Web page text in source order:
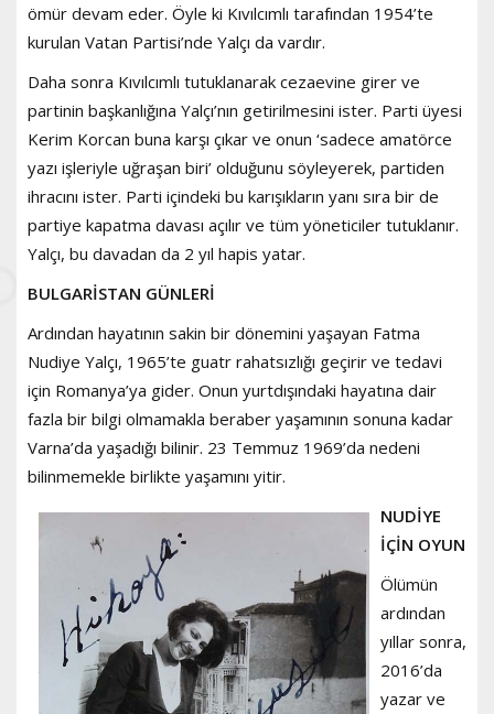
ömür devam eder. Öyle ki Kıvılcımlı tarafından 1954’te
kurulan Vatan Partisi’nde Yalçı da vardır.
Daha sonra Kıvılcımlı tutuklanarak cezaevine girer ve
partinin başkanlığına Yalçı’nın getirilmesini ister. Parti üyesi
Kerim Korcan buna karşı çıkar ve onun ‘sadece amatörce
yazı işleriyle uğraşan biri’ olduğunu söyleyerek, partiden
ihracını ister. Parti içindeki bu karışıkların yanı sıra bir de
partiye kapatma davası açılır ve tüm yöneticiler tutuklanır.
Yalçı, bu davadan da 2 yıl hapis yatar.
BULGARİSTAN GÜNLERİ
Ardından hayatının sakin bir dönemini yaşayan Fatma
Nudiye Yalçı, 1965’te guatr rahatsızlığı geçirir ve tedavi
için Romanya’ya gider. Onun yurtdışındaki hayatına dair
fazla bir bilgi olmamakla beraber yaşamının sonuna kadar
Varna’da yaşadığı bilinir. 23 Temmuz 1969’da nedeni
bilinmemekle birlikte yaşamını yitir.
NUDİYE
İÇİN OYUN
Ölümün
ardından
yıllar sonra,
2016’da
yazar ve